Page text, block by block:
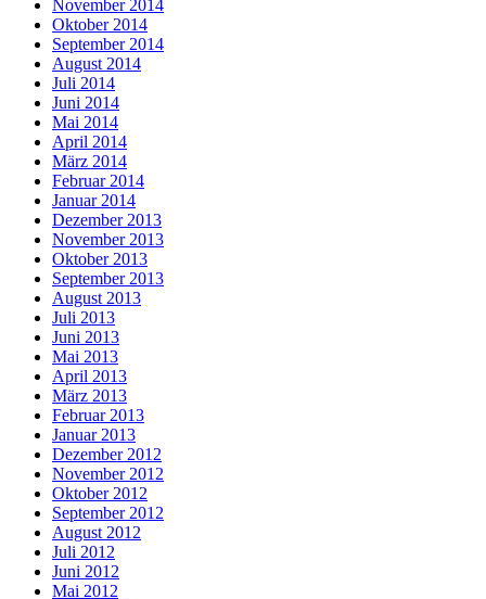
November 2014
Oktober 2014
September 2014
August 2014
Juli 2014
Juni 2014
Mai 2014
April 2014
März 2014
Februar 2014
Januar 2014
Dezember 2013
November 2013
Oktober 2013
September 2013
August 2013
Juli 2013
Juni 2013
Mai 2013
April 2013
März 2013
Februar 2013
Januar 2013
Dezember 2012
November 2012
Oktober 2012
September 2012
August 2012
Juli 2012
Juni 2012
Mai 2012